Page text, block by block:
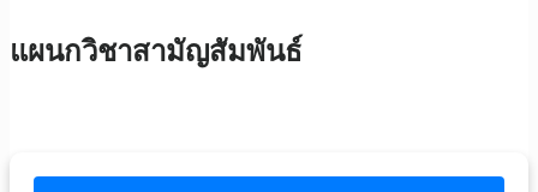
แผนกวิชาสามัญสัมพันธ์